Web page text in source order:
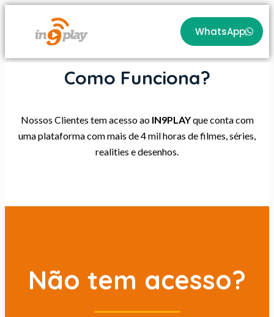
WhatsApp
Como Funciona?
Nossos Clientes tem acesso ao IN9PLAYque conta com
uma plataforma com mais de 4 mil horas de filmes, séries,
realities e desenhos.
Não tem acesso?